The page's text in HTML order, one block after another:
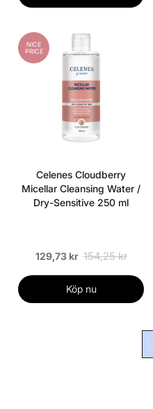
NICE
PRICE
Celenes Cloudberry
Micellar Cleansing Water /
Dry-Sensitive 250 ml
129,73 kr 154,25 kr
Köp nu